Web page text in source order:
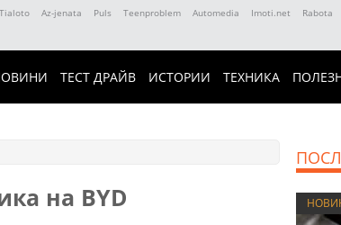
Tialoto Az-jenata Puls Teenproblem Automedia Imoti.net Rabota
ТЕСТ ДРАЙВ ИСТОРИИ ТЕХНИКА
на BYD